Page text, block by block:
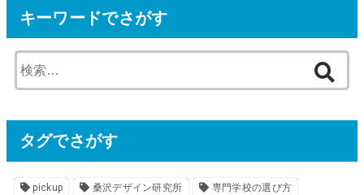
キーワードでさがす
索
タグでさがす
pickup 桑沢デザイン研究所 専門学校の選び方